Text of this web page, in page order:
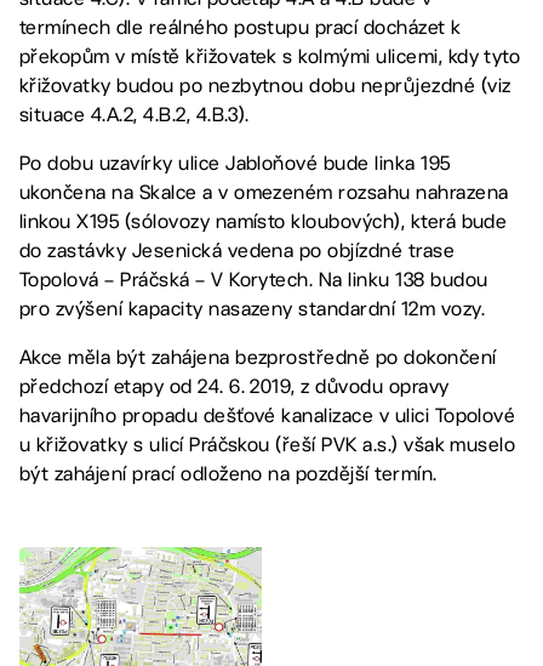
termínech dle reálného postupu prací docházet k
překopům v místě křižovatek s kolmými ulicemi, kdy tyto
křižovatky budou po nezbytnou dobu neprůjezdné (viz
situace 4.A.2, 4.B.2, 4.B.3).
Po dobu uzavírky ulice Jabloňové bude linka 195
ukončena na Skalce a v omezeném rozsahu nahrazena
linkou X195 (sólovozy namísto kloubových), která bude
do zastávky Jesenická vedena po objízdné trase
Topolová – Práčská – V Korytech. Na linku 138 budou
pro zvýšení kapacity nasazeny standardní 12m vozy.
Akce měla být zahájena bezprostředně po dokončení
předchozí etapy od 24. 6. 2019, z důvodu opravy
havarijního propadu dešťové kanalizace v ulici Topolové
u křižovatky s ulicí Práčskou (řeší PVK a.s.) však muselo
být zahájení prací odloženo na pozdější termín.